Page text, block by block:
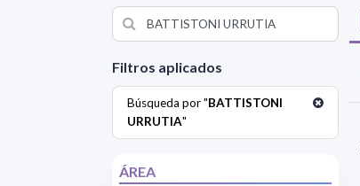
Filtros aplicados
Búsqueda por "BATTISTONI
URRUTIA"
ÁREA